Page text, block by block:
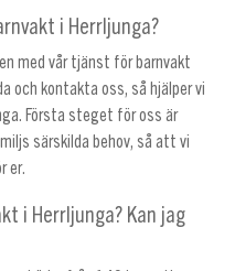
i Herrljunga?
med vår tjänst för barnvakt
och kontakta oss, så hjälper vi
Första steget för oss är
särskilda behov, så att vi
er.
i Herrljunga? Kan jag